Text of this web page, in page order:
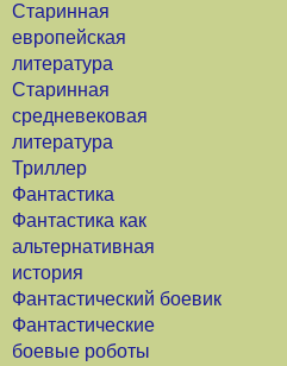
Старинная
европейская
литература
Старинная
средневековая
литература
Триллер
Фантастика
Фантастика как
альтернативная
история
Фантастический боевик
Фантастические
боевые роботы